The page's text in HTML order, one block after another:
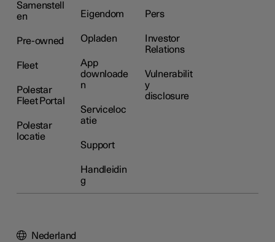
Samenstell
en
Pre-owned
Fleet
Polestar
Fleet Portal
Polestar
locatie
Eigendom
Opladen
App
downloade
n
Serviceloc
atie
Support
Handleidin
g
Pers
Investor
Relations
Vulnerabilit
y
disclosure
Nederland